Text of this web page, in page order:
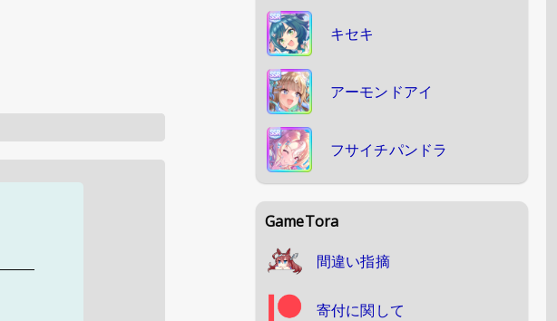
キセキ
アーモンドアイ
フサイチパンドラ
GameTora
間違い指摘
寄付に関して